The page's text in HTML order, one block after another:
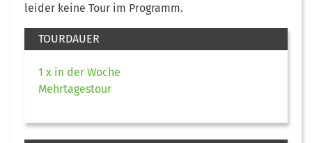
leider keine Tour im Programm.
TOURDAUER
1 x in der Woche
Mehrtagestour